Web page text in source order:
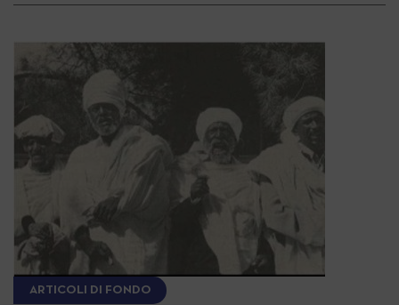
ARTICOLI DI FONDO